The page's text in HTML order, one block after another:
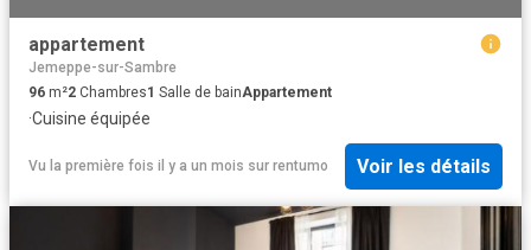
appartement
Jemeppe-sur-Sambre
96 m²2 Chambres1 Salle de bainAppartement
·Cuisine équipée
Vu la première fois il y a un mois sur rentumo Voir les détails